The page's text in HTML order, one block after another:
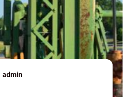
admin